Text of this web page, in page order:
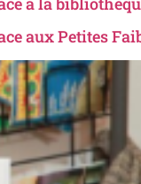
aux Petites